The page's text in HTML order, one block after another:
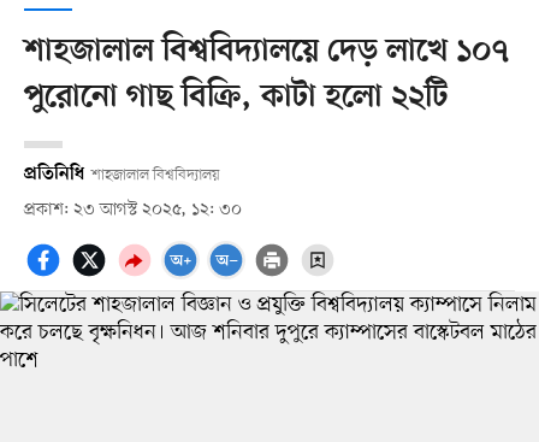
শাহজালাল বিশ্ববিদ্যালয়ে দেড় লাখে ১০৭
পুরোনো গাছ বিক্রি, কাটা হলো ২২টি
প্রতিনিধি শাহজালাল বিশ্ববিদ্যালয়
প্রকাশ: ২৩ আগস্ট ২০২৫, ১২: ৩০